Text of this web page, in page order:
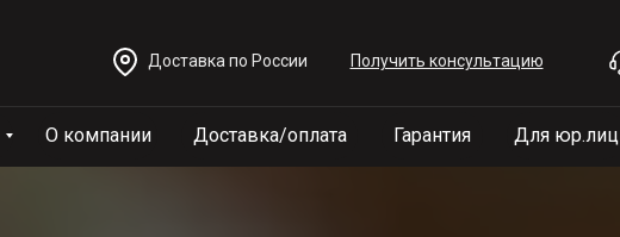
Доставка по России Получить консультацию
О компании Доставка/оплата Гарантия Для юр.лиц